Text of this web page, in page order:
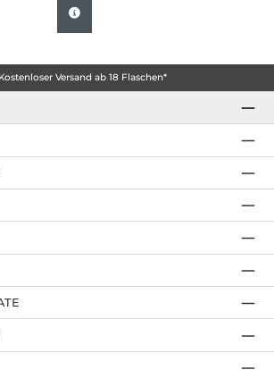
Kostenloser Versand ab 18 Flaschen*